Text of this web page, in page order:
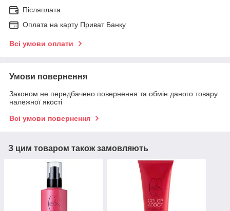
Післяплата
Оплата на карту Приват Банку
Всі умови оплати
Умови повернення
Законом не передбачено повернення та обмін даного товару
належної якості
Всі умови повернення
З цим товаром також замовляють